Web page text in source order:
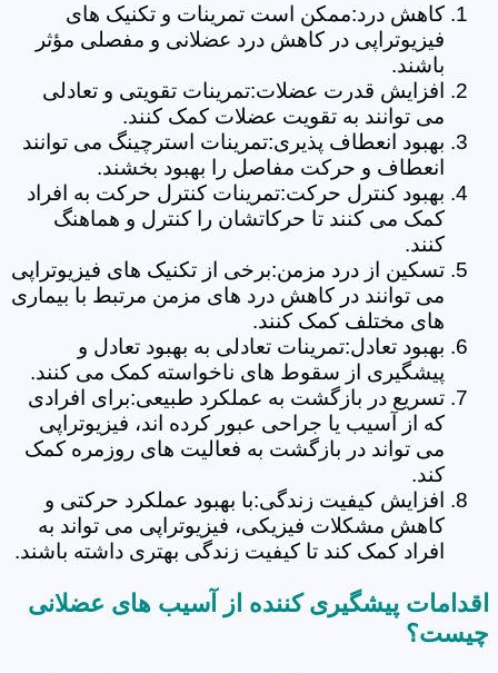
کاهش درد:ممکن است تمرینات و تکنیک های
فیزیوتراپی در کاهش درد عضلانی و مفصلی مؤثر
باشند.
افزایش قدرت عضلات:تمرینات تقویتی و تعادلی
می توانند به تقویت عضلات کمک کنند.
بهبود انعطاف پذیری:تمرینات استرچینگ می توانند
انعطاف و حرکت مفاصل را بهبود بخشند.
بهبود کنترل حرکت:تمرینات کنترل حرکت به افراد
کمک می کنند تا حرکاتشان را کنترل و هماهنگ
کنند.
تسکین از درد مزمن:برخی از تکنیک های فیزیوتراپی
می توانند در کاهش درد های مزمن مرتبط با بیماری
های مختلف کمک کنند.
بهبود تعادل:تمرینات تعادلی به بهبود تعادل و
پیشگیری از سقوط های ناخواسته کمک می کنند.
تسریع در بازگشت به عملکرد طبیعی:برای افرادی
که از آسیب یا جراحی عبور کرده اند، فیزیوتراپی
می تواند در بازگشت به فعالیت های روزمره کمک
کند.
افزایش کیفیت زندگی:با بهبود عملکرد حرکتی و
کاهش مشکلات فیزیکی، فیزیوتراپی می تواند به
افراد کمک کند تا کیفیت زندگی بهتری داشته باشند.
اقدامات پیشگیری کننده از آسیب های عضلانی
چیست؟